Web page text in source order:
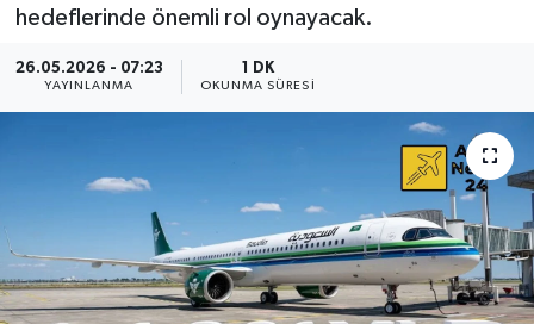
hedeflerinde önemli rol oynayacak.
26.05.2026 - 07:23
YAYINLANMA
1 DK
OKUNMA SÜRESI